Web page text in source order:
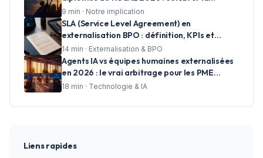
réussite et accompagner les talents de
demain
9 min · Notre implication
SLA (Service Level Agreement) en
externalisation BPO : définition, KPIs et
clauses essentielles pour les centres d'appels
14 min · Externalisation & BPO
Agents IA vs équipes humaines externalisées
en 2026 : le vrai arbitrage pour les PME
francophones
18 min · Technologie & IA
Liens rapides